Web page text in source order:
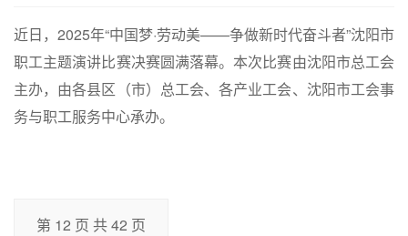
近日，2025年“中国梦·劳动美——争做新时代奋斗者”沈阳市
职工主题演讲比赛决赛圆满落幕。本次比赛由沈阳市总工会
主办，由各县区（市）总工会、各产业工会、沈阳市工会事
务与职工服务中心承办。
第 12 页 共 42 页